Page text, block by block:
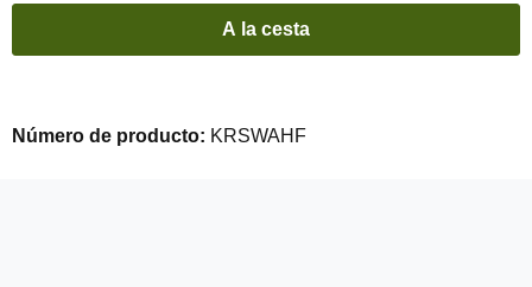
A la cesta
Número de producto: KRSWAHF